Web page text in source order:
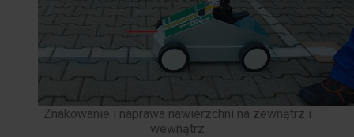
Znakowanie i naprawa nawierzchni na zewnątrz i
wewnątrz